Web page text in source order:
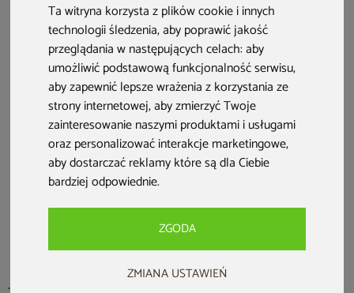
Ta witryna korzysta z plików cookie i innych
technologii śledzenia, aby poprawić jakość
przeglądania w następujących celach:aby
umożliwić podstawową funkcjonalność serwisu,
aby zapewnić lepsze wrażenia z korzystania ze
strony internetowej,aby zmierzyć Twoje
zainteresowanie naszymi produktami i usługami
oraz personalizować interakcje marketingowe,
aby dostarczać reklamy które są dla Ciebie
bardziej odpowiednie.
ZGODA
ZMIANA USTAWIEŃ